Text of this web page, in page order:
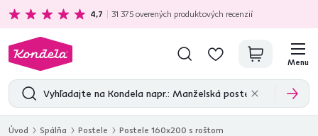
Ekologická doprava zadarmo nad 199 €
4,7 31 375 overených produktových recenzií
Menu
Úvod Spálňa Postele Postele 160x200 s roštom